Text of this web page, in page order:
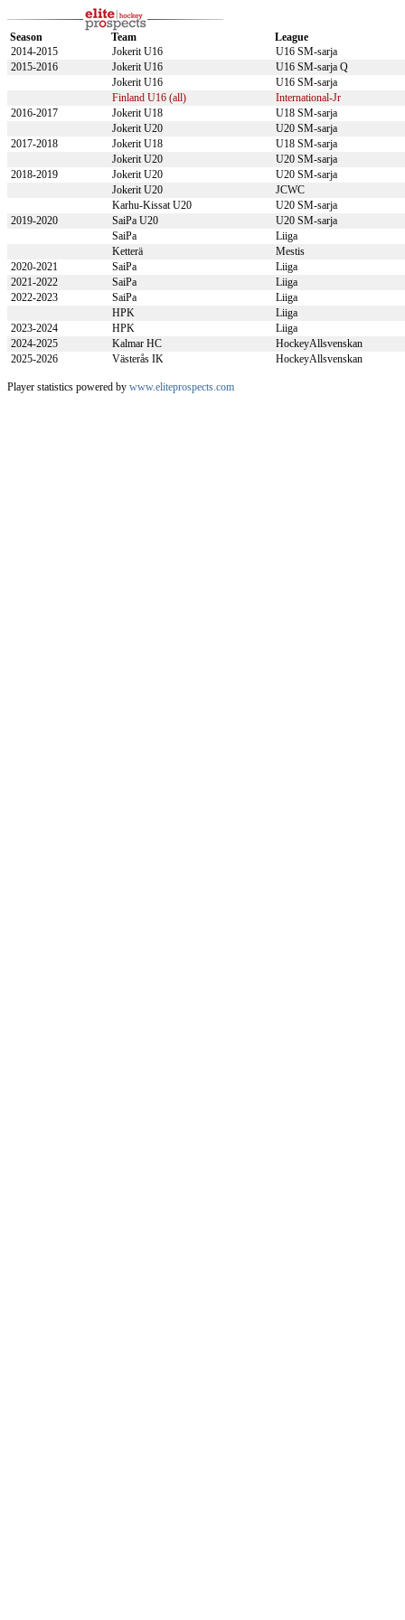
Season Team
League
2014-2015
Jokerit U16
U16 SM-sarja
2015-2016
Jokerit U16
U16 SM-sarja Q
Jokerit U16
U16 SM-sarja
Finland U16 (all)
International-Jr
2016-2017
Jokerit U18
U18 SM-sarja
Jokerit U20
U20 SM-sarja
2017-2018
Jokerit U18
U18 SM-sarja
Jokerit U20
U20 SM-sarja
2018-2019
Jokerit U20
U20 SM-sarja
Jokerit U20
JCWC
Karhu-Kissat U20
U20 SM-sarja
2019-2020
SaiPa U20
U20 SM-sarja
SaiPa
Liiga
Ketterä
Mestis
2020-2021
SaiPa
Liiga
2021-2022
SaiPa
Liiga
2022-2023
SaiPa
Liiga
HPK
Liiga
2023-2024
HPK
Liiga
2024-2025
Kalmar HC
HockeyAllsvenskan
2025-2026
Västerås IK HockeyAllsvenskan
Player statistics powered by www.eliteprospects.com